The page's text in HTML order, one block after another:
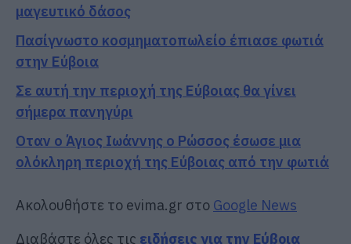
μαγευτικό δάσος
Πασίγνωστο κοσμηματοπωλείο έπιασε φωτιά
στην Εύβοια
Σε αυτή την περιοχή της Εύβοιας θα γίνει
σήμερα πανηγύρι
Οταν ο Άγιος Ιωάννης ο Ρώσσος έσωσε μια
ολόκληρη περιοχή της Εύβοιας από την φωτιά
Ακολουθήστε το evima.gr στο Google News
Διαβάστε όλες τις ειδήσεις για την Εύβοια